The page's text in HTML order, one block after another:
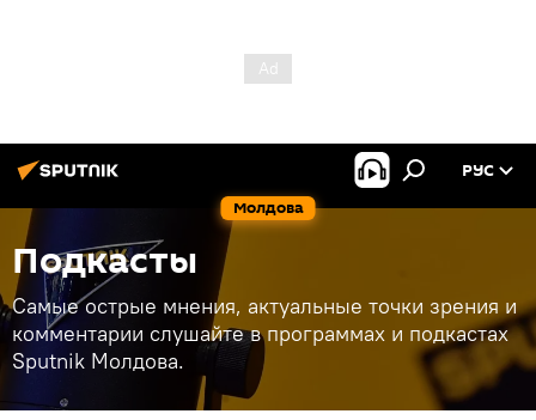
Молдова
РУС
Подкасты
Самые острые мнения, актуальные точки зрения и
комментарии слушайте в программах и подкастах
Sputnik Молдова.